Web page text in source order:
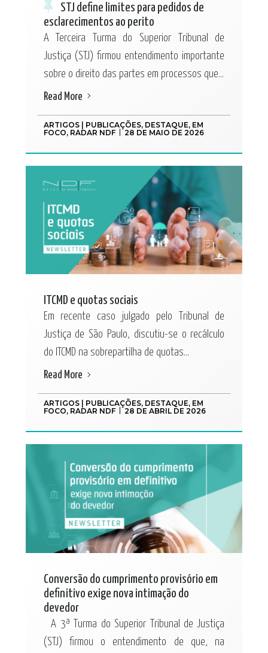
STJ define limites para pedidos de
esclarecimentos ao perito
A Terceira Turma do Superior Tribunal de
Justiça (STJ) firmou entendimento importante
sobre o direito das partes em processos que...
Read More
ARTIGOS | PUBLICAÇÕES, DESTAQUE, EM
FOCO, RADAR NDF 28 DE MAIO DE 2026
ITCMD e quotas sociais
Em recente caso julgado pelo Tribunal de
Justiça de São Paulo, discutiu-se o recálculo
do ITCMD na sobrepartilha de quotas...
Read More
ARTIGOS | PUBLICAÇÕES, DESTAQUE, EM
FOCO, RADAR NDF 28 DE ABRIL DE 2026
Conversão do cumprimento provisório em
definitivo exige nova intimação do
devedor
A 3ª Turma do Superior Tribunal de Justiça
(STJ) firmou o entendimento de que, na